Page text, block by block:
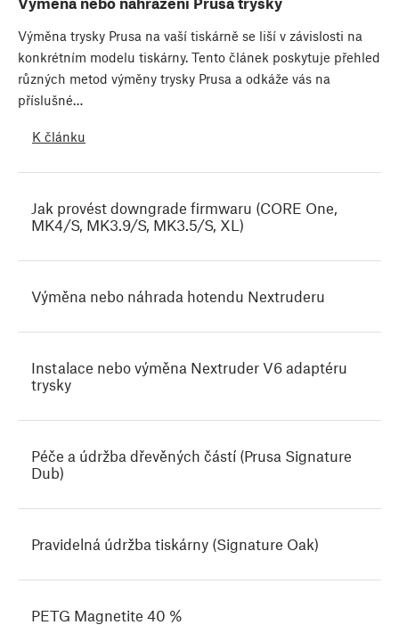
Výměna trysky Prusa na vaší tiskárně se liší v závislosti na
konkrétním modelu tiskárny. Tento článek poskytuje přehled
různých metod výměny trysky Prusa a odkáže vás na
příslušné…
K článku
Jak provést downgrade firmwaru (CORE One,
MK4/S, MK3.9/S, MK3.5/S, XL)
Výměna nebo náhrada hotendu Nextruderu
Instalace nebo výměna Nextruder V6 adaptéru
trysky
Péče a údržba dřevěných částí (Prusa Signature
Dub)
Pravidelná údržba tiskárny (Signature Oak)
PETG Magnetite 40 %